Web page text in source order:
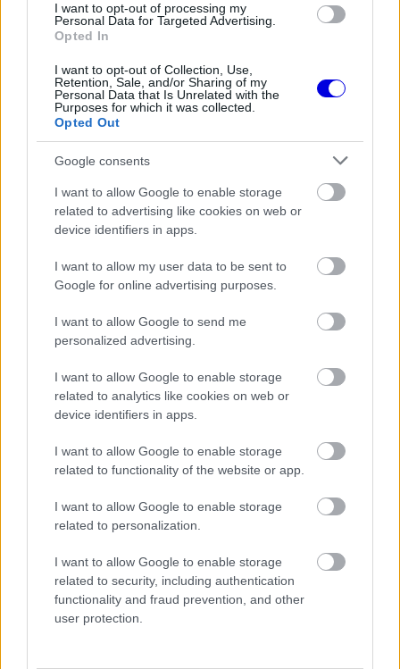
I want to opt-out of processing my
Personal Data for Targeted Advertising.
Opted In
I want to opt-out of Collection, Use,
Retention, Sale, and/or Sharing of my
Personal Data that Is Unrelated with the
Purposes for which it was collected.
Opted Out
Google consents
I want to allow Google to enable storage
related to advertising like cookies on web or
device identifiers in apps.
I want to allow my user data to be sent to
Google for online advertising purposes.
I want to allow Google to send me
personalized advertising.
I want to allow Google to enable storage
related to analytics like cookies on web or
device identifiers in apps.
I want to allow Google to enable storage
related to functionality of the website or app.
I want to allow Google to enable storage
related to personalization.
I want to allow Google to enable storage
related to security, including authentication
functionality and fraud prevention, and other
user protection.
FORMA-1
Újra harcban a győzelemért – ez
hozza meg Lewis Hamilton
FORMA-1
Francia hatalomátvételről
suttognak a Red Bullnál
A Mercedes vezetősége ennek ellenére úgy
döntött, nem avatkozik be a küzdelembe
versenyzők pedig tartották a pozíciójukat.
Mazzola szerint ez a határozatlanság komoly hiba
gyorsabb, a csapat kötelessége lenne őt a lehető
„Saját maguknak nehezítették meg a dolgukat” –
fogalmazott az olasz mérnök, utalva arra, hogy a
Mercedes nem használta ki a rendelkezésre álló
potenciált. A házon belüli csaták megoldatlansága